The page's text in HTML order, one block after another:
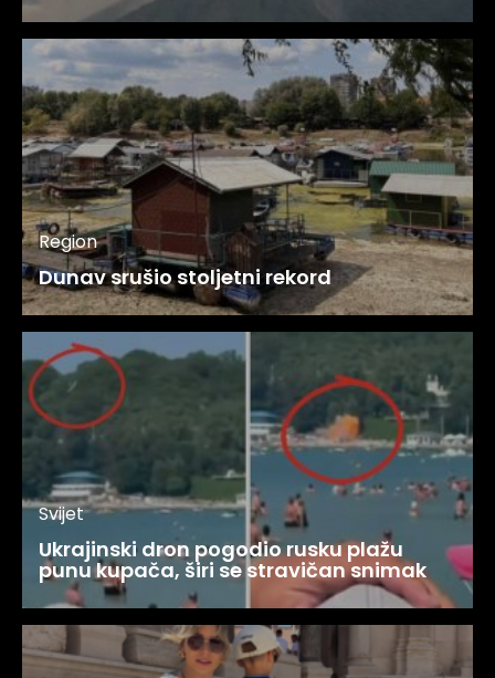
Region
Dunav srušio stoljetni rekord
Svijet
Ukrajinski dron pogodio rusku plažu
punu kupača, širi se stravičan snimak